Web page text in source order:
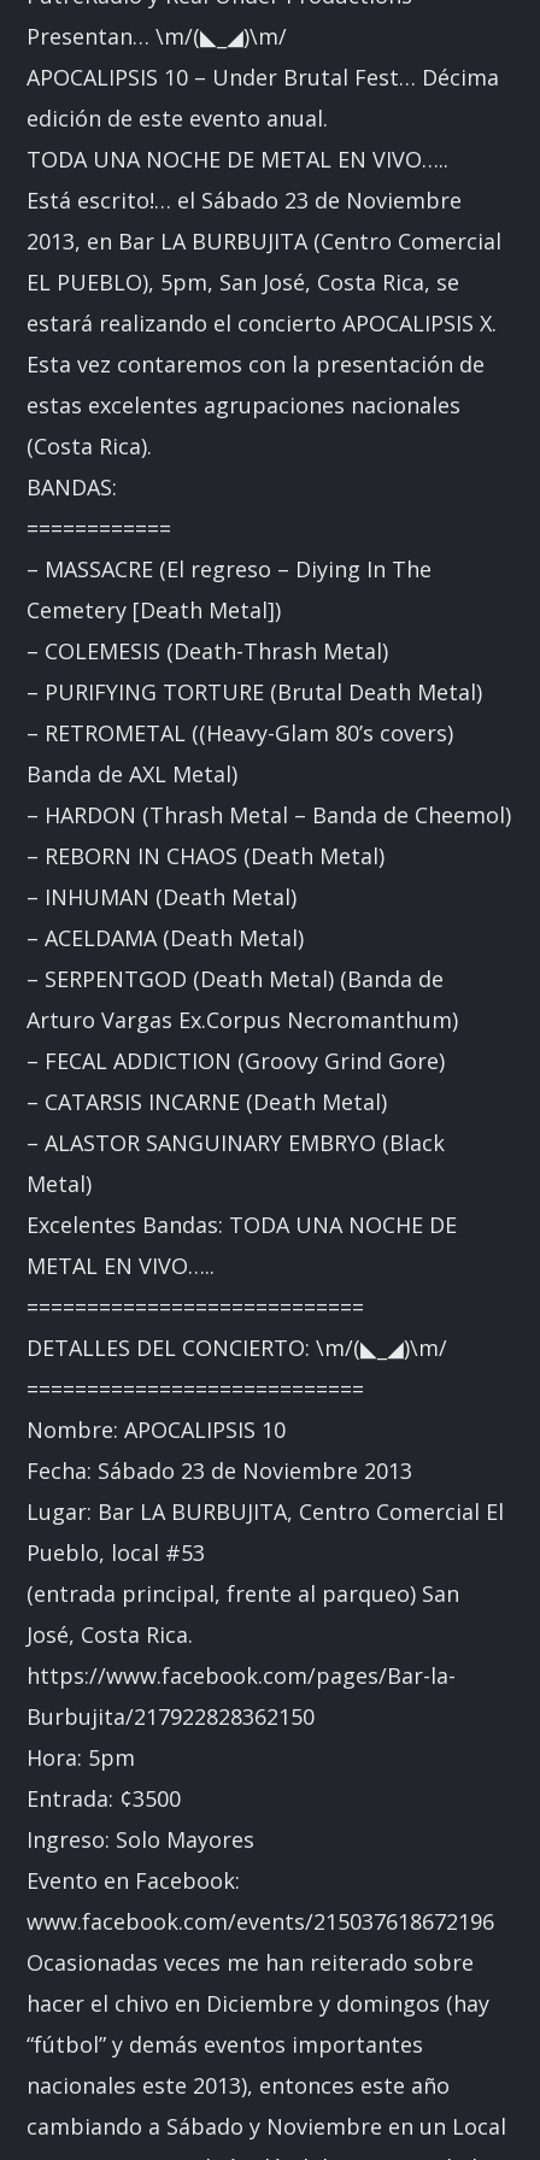
Presentan… \m/(◣_◢)\m/
APOCALIPSIS 10 – Under Brutal Fest… Décima
edición de este evento anual.
TODA UNA NOCHE DE METAL EN VIVO…..
Está escrito!… el Sábado 23 de Noviembre
2013, en Bar LA BURBUJITA (Centro Comercial
EL PUEBLO), 5pm, San José, Costa Rica, se
estará realizando el concierto APOCALIPSIS X.
Esta vez contaremos con la presentación de
estas excelentes agrupaciones nacionales
(Costa Rica).
BANDAS:
============
– MASSACRE (El regreso – Diying In The
Cemetery [Death Metal])
– COLEMESIS (Death-Thrash Metal)
– PURIFYING TORTURE (Brutal Death Metal)
– RETROMETAL ((Heavy-Glam 80’s covers)
Banda de AXL Metal)
– HARDON (Thrash Metal – Banda de Cheemol)
– REBORN IN CHAOS (Death Metal)
– INHUMAN (Death Metal)
– ACELDAMA (Death Metal)
– SERPENTGOD (Death Metal) (Banda de
Arturo Vargas Ex.Corpus Necromanthum)
– FECAL ADDICTION (Groovy Grind Gore)
– CATARSIS INCARNE (Death Metal)
– ALASTOR SANGUINARY EMBRYO (Black
Metal)
Excelentes Bandas: TODA UNA NOCHE DE
METAL EN VIVO…..
============================
DETALLES DEL CONCIERTO: \m/(◣_◢)\m/
============================
Nombre: APOCALIPSIS 10
Fecha: Sábado 23 de Noviembre 2013
Lugar: Bar LA BURBUJITA, Centro Comercial El
Pueblo, local #53
(entrada principal, frente al parqueo) San
José, Costa Rica.
https://www.facebook.com/pages/Bar-la-
Burbujita/217922828362150
Hora: 5pm
Entrada: ¢3500
Ingreso: Solo Mayores
Evento en Facebook:
www.facebook.com/events/215037618672196
Ocasionadas veces me han reiterado sobre
hacer el chivo en Diciembre y domingos (hay
“fútbol” y demás eventos importantes
nacionales este 2013), entonces este año
cambiando a Sábado y Noviembre en un Local